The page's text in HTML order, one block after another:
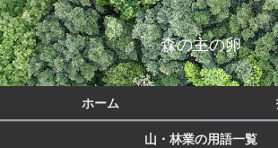
森の主の卵
ホーム
山・林業の用語一覧